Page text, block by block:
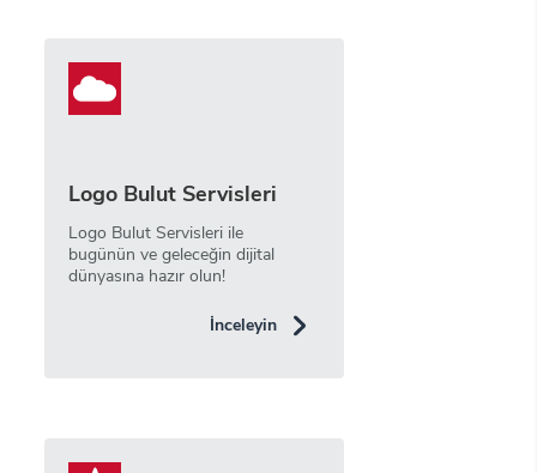
Logo Bulut Servisleri
Logo Bulut Servisleri ile
bugünün ve geleceğin dijital
dünyasına hazır olun!
İnceleyin